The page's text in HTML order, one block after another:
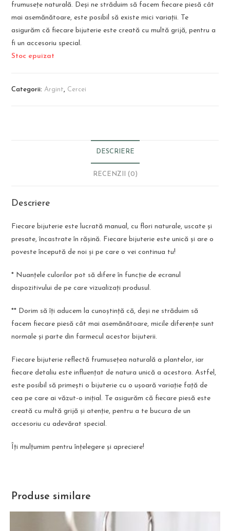
frumusețe naturală. Deși ne străduim să facem fiecare piesă cât
mai asemănătoare, este posibil să existe mici variații. Te
asigurăm că fiecare bijuterie este creată cu multă grijă, pentru a
fi un accesoriu special.
Stoc epuizat
Categorii:Argint, Cercei
DESCRIERE
RECENZII (0)
Descriere
Fiecare bijuterie este lucrată manual, cu flori naturale, uscate și
presate, încastrate în rășină. Fiecare bijuterie este unică și are o
poveste începută de noi și pe care o vei continua tu!
* Nuanțele culorilor pot să difere în funcție de ecranul
dispozitivului de pe care vizualizați produsul.
** Dorim să îți aducem la cunoștință că, deși ne străduim să
facem fiecare piesă cât mai asemănătoare, micile diferențe sunt
normale și parte din farmecul acestor bijuterii.
Fiecare bijuterie reflectă frumusețea naturală a plantelor, iar
fiecare detaliu este influențat de natura unică a acestora. Astfel,
este posibil să primești o bijuterie cu o ușoară variație față de
cea pe care ai văzut-o inițial. Te asigurăm că fiecare piesă este
creată cu multă grijă și atenție, pentru a te bucura de un
accesoriu cu adevărat special.
Îți mulțumim pentru înțelegere și apreciere!
Produse similare